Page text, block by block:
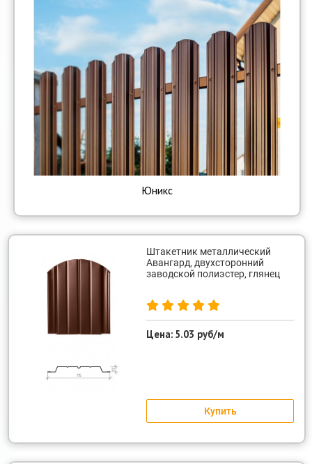
Юникс
Штакетник металлический
Авангард, двухсторонний
заводской полиэстер, глянец
Цена: 5.03 руб/м
Купить